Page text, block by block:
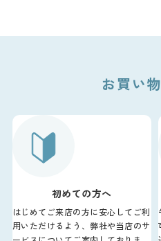
お買い
初めての方へ
はじめてご来店の方に安心してご利
用いただけるよう、弊社や当店のサ